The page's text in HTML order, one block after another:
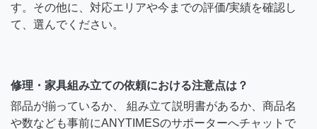
す。その他に、対応エリアや今までの評価/実績を確認し
て、選んでください。
修理・家具組み立ての依頼における注意点は？
部品が揃っているか、 組み立て説明書があるか、商品名
や数なども事前にANYTIMESのサポーターへチャットで